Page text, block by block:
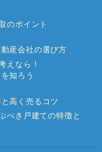
のポイント
産会社の選び方
えなら！
知ろう
高く売るコツ
べき戸建ての特徴と